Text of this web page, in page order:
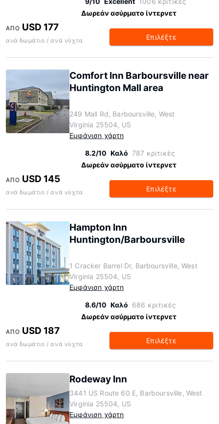
Δωρεάν ασύρματο ίντερνετ
ΑΠΌ USD 177
ανά δωμάτιο / ανά νύχτα Επιλέξτε
Comfort Inn Barboursville near
Huntington Mall area
249 Mall Rd, Barboursville, West
Virginia 25504, US
Εμφάνιση χάρτη
8.2/10 Καλό 787 κριτικές
Δωρεάν ασύρματο ίντερνετ
ΑΠΌ USD 145
ανά δωμάτιο / ανά νύχτα Επιλέξτε
Hampton Inn
Huntington/Barboursville
1 Cracker Barrel Dr, Barboursville, West
Virginia 25504, US
Εμφάνιση χάρτη
8.6/10 Καλό 686 κριτικές
Δωρεάν ασύρματο ίντερνετ
ΑΠΌ USD 187
ανά δωμάτιο / ανά νύχτα Επιλέξτε
Rodeway Inn
3441 US Route 60 E, Barboursville, West
Virginia 25504, US
Εμφάνιση χάρτη